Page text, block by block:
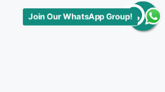
Join Our WhatsApp Group!